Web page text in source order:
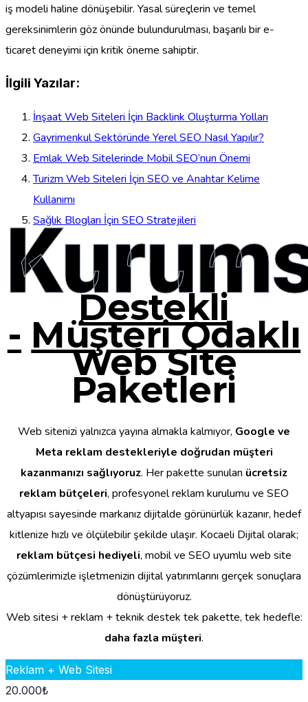
iş modeli haline dönüşebilir. Yasal süreçlerin ve temel
gereksinimlerin göz önünde bulundurulması, başarılı bir e-
ticaret deneyimi için kritik öneme sahiptir.
İlgili Yazılar:
İnşaat Web Siteleri İçin Backlink Oluşturma Yolları
Gayrimenkul Sektöründe Yerel SEO Nasıl Yapılır?
Emlak Web Sitelerinde Mobil SEO’nun Önemi
Turizm Web Siteleri İçin SEO ve Anahtar Kelime
Kullanımı
Sağlık Blogları İçin SEO Stratejileri
Destekli
- Müşteri Odaklı
Web Site
Paketleri
Web sitenizi yalnızca yayına almakla kalmıyor, Google ve
Meta reklam destekleriyle doğrudan müşteri
kazanmanızı sağlıyoruz. Her pakette sunulan ücretsiz
reklam bütçeleri, profesyonel reklam kurulumu ve SEO
altyapısı sayesinde markanız dijitalde görünürlük kazanır, hedef
kitlenize hızlı ve ölçülebilir şekilde ulaşır. Kocaeli Dijital olarak;
reklam bütçesi hediyeli, mobil ve SEO uyumlu web site
çözümlerimizle işletmenizin dijital yatırımlarını gerçek sonuçlara
dönüştürüyoruz.
Web sitesi + reklam + teknik destek tek pakette, tek hedefle:
daha fazla müşteri.
Reklam + Web Sitesi
20.000₺